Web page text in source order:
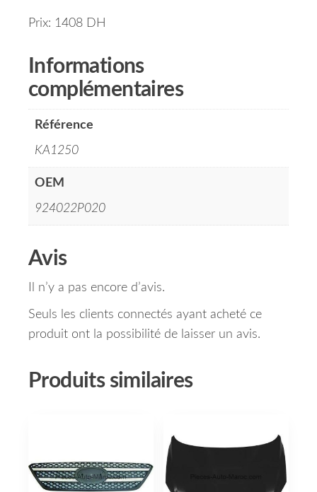
Prix: 1408 DH
Informations
complémentaires
Référence
KA1250
OEM
924022P020
Avis
Il n’y a pas encore d’avis.
Seuls les clients connectés ayant acheté ce
produit ont la possibilité de laisser un avis.
Produits similaires